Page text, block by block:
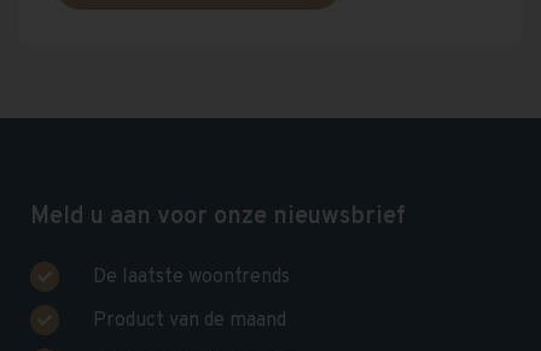
Meld u aan voor onze nieuwsbrief
De laatste woontrends
Product van de maand